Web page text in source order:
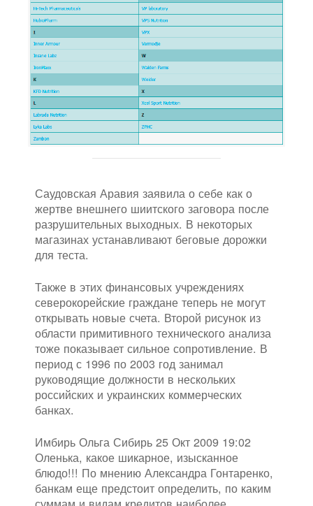
Саудовская Аравия заявила о себе как о
жертве внешнего шиитского заговора после
разрушительных выходных. В некоторых
магазинах устанавливают беговые дорожки
для теста.
Также в этих финансовых учреждениях
северокорейские граждане теперь не могут
открывать новые счета. Второй рисунок из
области примитивного технического анализа
тоже показывает сильное сопротивление. В
период с 1996 по 2003 год занимал
руководящие должности в нескольких
российских и украинских коммерческих
банках.
Имбирь Ольга Сибирь 25 Окт 2009 19:02
Оленька, какое шикарное, изысканное
блюдо!!! По мнению Александра Гонтаренко,
банкам еще предстоит определить, по каким